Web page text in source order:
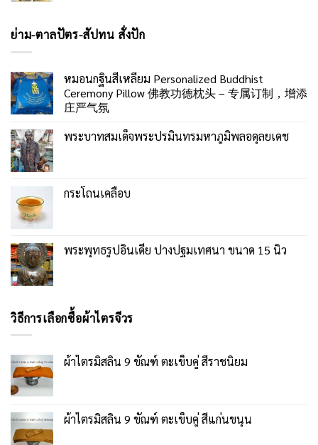
ย่าม-ตาลปัตร-สัปทน สั่งปัก
หมอนกฐินสี่เหลี่ยม Personalized Buddhist
Ceremony Pillow 佛教功德枕头 – 专属订制，增添
庄严气氛
พระบาทสมเด็จพระปรมินทรมหาภูมิพลอดุลยเดช
กระโถนเคลือบ
พระพุทธรูปอินเดีย ปางปฐมเทศนา ขนาด 15 นิ้ว
วิธีการเลือกซื้อผ้าไตรจีวร
ผ้าไตรมิสลิน 9 ขัณฑ์ ตะเข็บคู่ สีราชนิยม
ผ้าไตรมิสลิน 9 ขัณฑ์ ตะเข็บคู่ สีแก่นขนุน